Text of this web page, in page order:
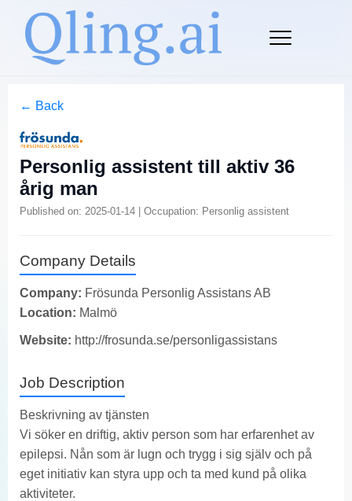
← Back
Personlig assistent till aktiv 36
årig man
Published on: 2025-01-14 | Occupation: Personlig assistent
Company Details
Company: Frösunda Personlig Assistans AB
Location: Malmö
Website: http://frosunda.se/personligassistans
Job Description
Beskrivning av tjänsten
Vi söker en driftig, aktiv person som har erfarenhet av
epilepsi. Nån som är lugn och trygg i sig själv och på
eget initiativ kan styra upp och ta med kund på olika
aktiviteter.